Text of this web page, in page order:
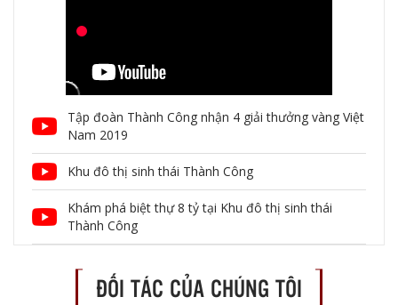
Tập đoàn Thành Công nhận 4 giải thưởng vàng Việt
Nam 2019
Khu đô thị sinh thái Thành Công
Khám phá biệt thự 8 tỷ tại Khu đô thị sinh thái
Thành Công
ĐỐI TÁC CỦA CHÚNG TÔI